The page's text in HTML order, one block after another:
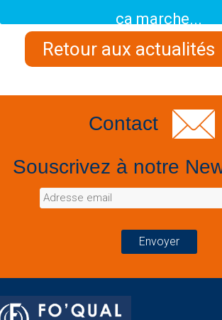
ça marche...
Retour aux actualités
Contact
Souscrivez à notre